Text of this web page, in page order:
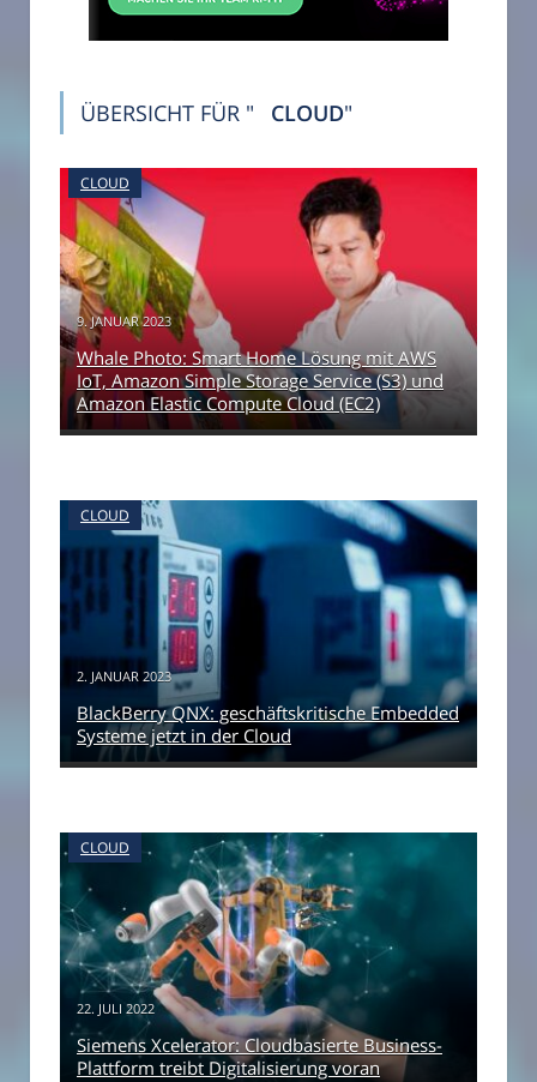
ÜBERSICHT FÜR " CLOUD"
CLOUD
9. JANUAR 2023
Whale Photo: Smart Home Lösung mit AWS
IoT, Amazon Simple Storage Service (S3) und
Amazon Elastic Compute Cloud (EC2)
CLOUD
2. JANUAR 2023
BlackBerry QNX: geschäftskritische Embedded
Systeme jetzt in der Cloud
CLOUD
22. JULI 2022
Siemens Xcelerator: Cloudbasierte Business-
Plattform treibt Digitalisierung voran